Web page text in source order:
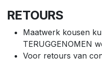
RETOURS
Maatwerk kousen
TERUGGENOMEN
Voor retours van